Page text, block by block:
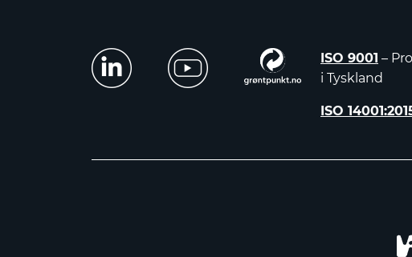
ISO 9001 –
i Tyskland
ISO